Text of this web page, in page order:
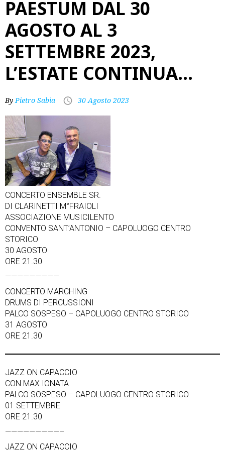
PAESTUM DAL 30
AGOSTO AL 3
SETTEMBRE 2023,
L’ESTATE CONTINUA…
ByPietro Sabia 30 Agosto 2023
CONCERTO ENSEMBLE SR.
DI CLARINETTI M°FRAIOLI
ASSOCIAZIONE MUSICILENTO
CONVENTO SANT’ANTONIO – CAPOLUOGO CENTRO
STORICO
30 AGOSTO
ORE 21.30
—————————
CONCERTO MARCHING
DRUMS DI PERCUSSIONI
PALCO SOSPESO – CAPOLUOGO CENTRO STORICO
31 AGOSTO
ORE 21.30
JAZZ ON CAPACCIO
CON MAX IONATA
PALCO SOSPESO – CAPOLUOGO CENTRO STORICO
01 SETTEMBRE
ORE 21.30
—————————–
JAZZ ON CAPACCIO